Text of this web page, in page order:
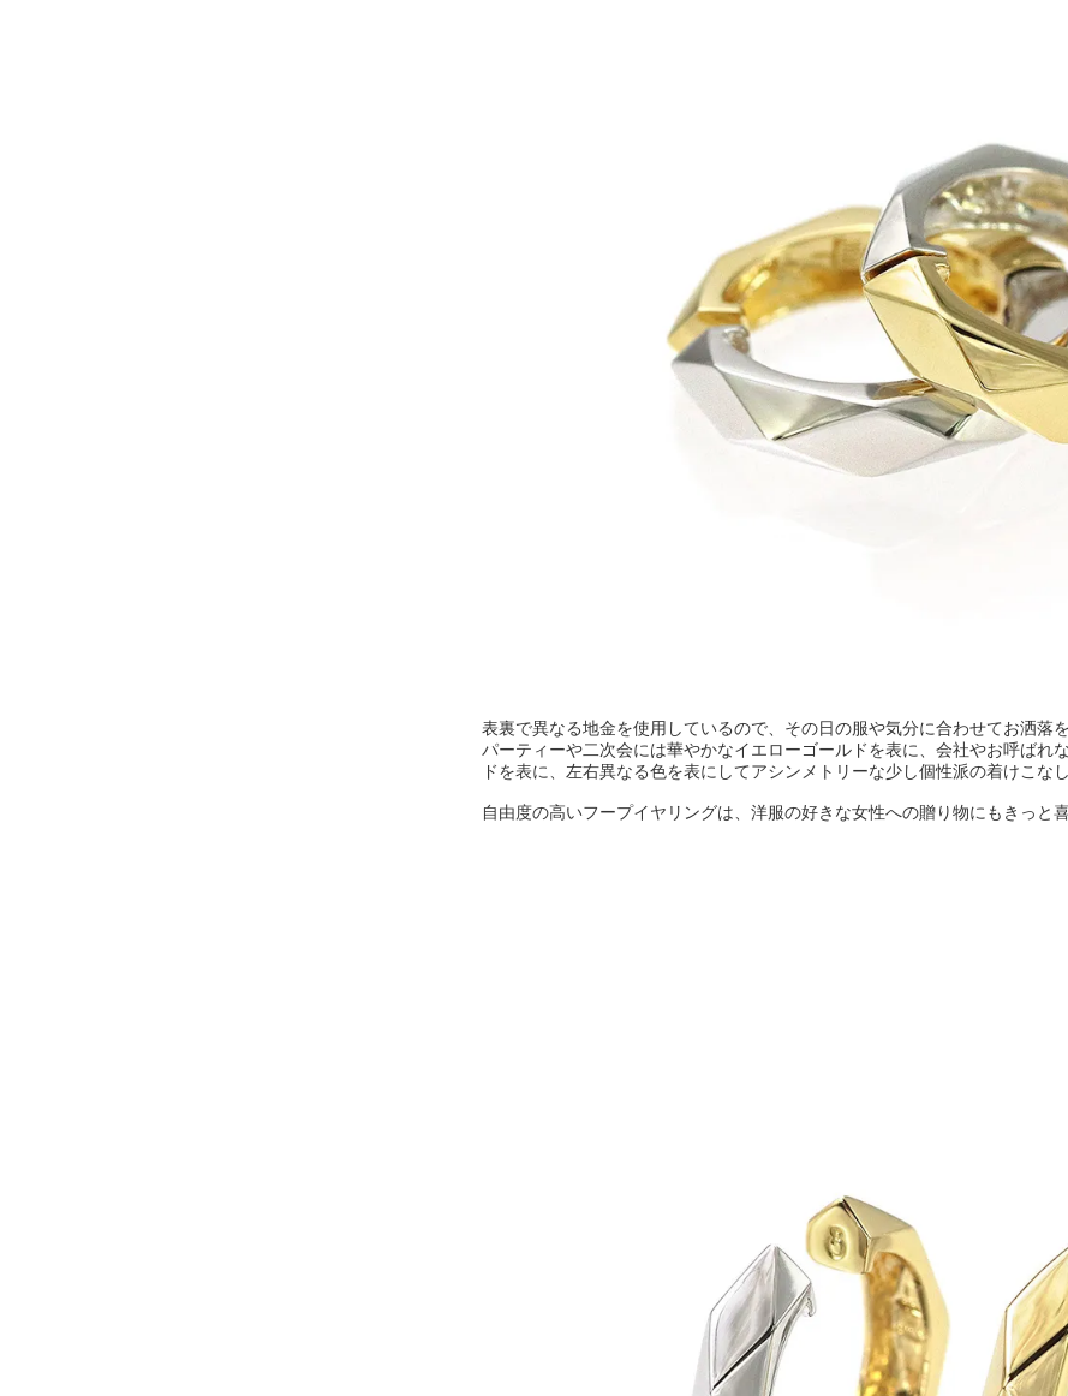
表裏で異なる地金を使用しているので、その日の服や気分に合わせてお洒落
パーティーや二次会には華やかなイエローゴールドを表に、会社やお呼ばれ
ドを表に、左右異なる色を表にしてアシンメトリーな少し個性派の着けこな
自由度の高いフープイヤリングは、洋服の好きな女性への贈り物にもきっと